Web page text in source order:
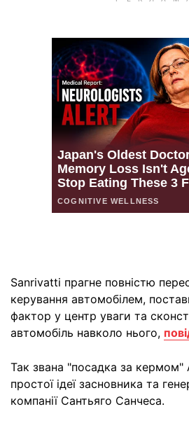
Sanrivatti прагне повністю
керування автомобілем,
фактор у центр уваги та
автомобіль навколо нього,
Так звана "посадка за кермом"
простої ідеї засновника та
компанії Сантьяго Санчеса.